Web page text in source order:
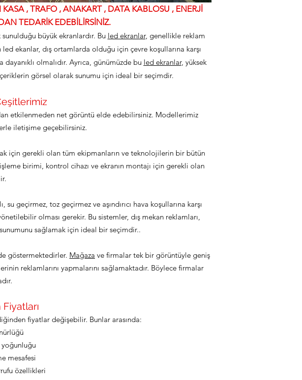
, TRAFO , ANAKART , DATA KABLOSU , ENERJİ
TEDARİK EDEBİLİRSİNİZ.
büyük ekranlardır. Bu led ekranlar, genellikle reklam
ekanlar, dış ortamlarda olduğu için çevre koşullarına karşı
dayanıklı olmalıdır. Ayrıca, günümüzde bu led ekranlar, yüksek
görsel olarak sunumu için ideal bir seçimdir.
etkilenmeden net görüntü elde edebilirsiniz. Modellerimiz
iletişime geçebilirsiniz.
için gerekli olan tüm ekipmanların ve teknolojilerin bir bütün
birimi, kontrol cihazı ve ekranın montajı için gerekli olan
geçirmez, toz geçirmez ve aşındırıcı hava koşullarına karşı
olması gerekir. Bu sistemler, dış mekan reklamları,
sağlamak için ideal bir seçimdir..
göstermektedirler. Mağaza ve firmalar tek bir görüntüyle geniş
reklamlarını yapmalarını sağlamaktadır. Böylece firmalar
fiyatlar değişebilir. Bunlar arasında:
yoğunluğu
mesafesi
özellikleri